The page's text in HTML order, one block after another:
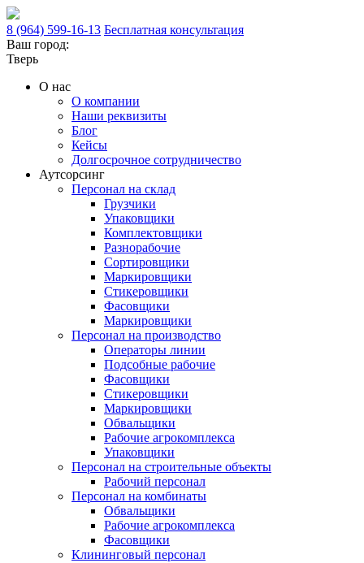
8 (964) 599-16-13 Бесплатная консультация
Ваш город:
Тверь
О нас
О компании
Наши реквизиты
Блог
Кейсы
Долгосрочное сотрудничество
Аутсорсинг
Персонал на склад
Грузчики
Упаковщики
Комплектовщики
Разнорабочие
Сортировщики
Маркировщики
Стикеровщики
Фасовщики
Маркировщики
Персонал на производство
Операторы линии
Подсобные рабочие
Фасовщики
Стикеровщики
Маркировщики
Обвальщики
Рабочие агрокомплекса
Упаковщики
Персонал на строительные объекты
Рабочий персонал
Персонал на комбинаты
Обвальщики
Рабочие агрокомплекса
Фасовщики
Клининговый персонал